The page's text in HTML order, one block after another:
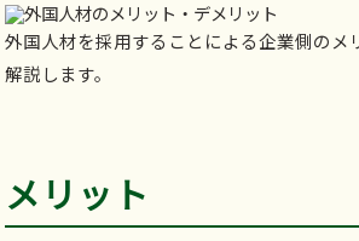
外国人材を採用することによる企業側のメ
解説します。
メリット